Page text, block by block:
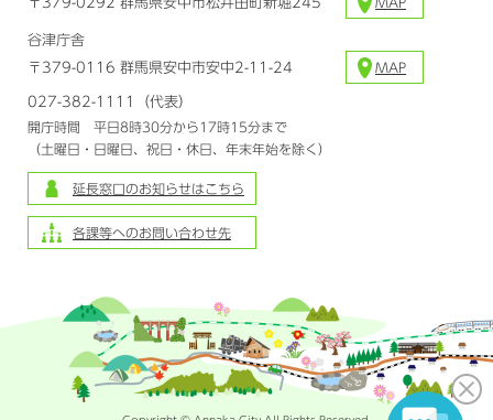
谷津庁舎
〒379-0116 群馬県安中市安中2-11-24
MAP
027-382-1111（代表）
開庁時間 平日8時30分から17時15分まで
（土曜日・日曜日、祝日・休日、年末年始を除く）
延長窓口のお知らせはこちら
各課等へのお問い合わせ先